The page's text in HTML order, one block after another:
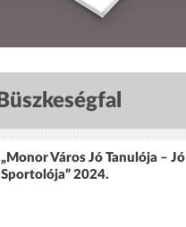
„Monor Város Jó Tanulója – Jó
Sportolója” 2024.